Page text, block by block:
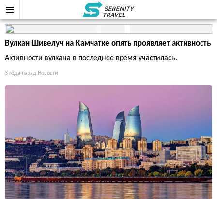
Вулкан Шивелуч на Камчатке опять проявляет активность
Активности вулкана в последнее время участилась.
3 года назад Новости